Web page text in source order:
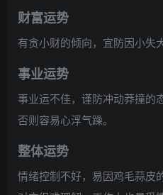
财富运势
有贪小财的倾向，宜防因小失
事业运势
事业运不佳，谨防冲动莽撞的
否则容易心浮气躁。
整体运势
情绪控制不好，易因鸡毛蒜皮